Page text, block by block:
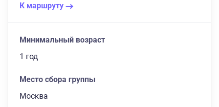
К маршруту
Минимальный возраст
1 год
Место сбора группы
Москва